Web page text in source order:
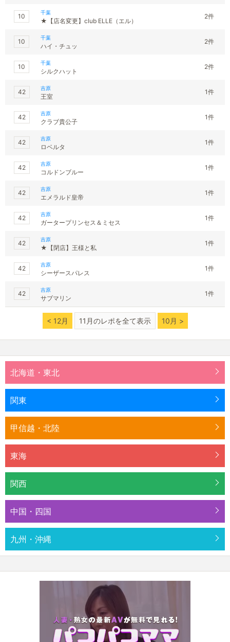
10 千葉
★【店名変更】club ELLE（エル）
2件
10 千葉
ハイ・チュッ
2件
10 千葉
シルクハット
2件
42 吉原
王室
1件
42 吉原
クラブ貴公子
1件
42 吉原
ロベルタ
1件
42 吉原
コルドンブルー
1件
42 吉原
エメラルド皇帝
1件
42 吉原
ガータープリンセス＆ミセス
1件
42 吉原
★【閉店】王様と私
1件
42 吉原
シーザースパレス
1件
42 吉原
サブマリン
1件
< 12月 11月のレポを全て表示 10月 >
北海道・東北
関東
甲信越・北陸
東海
関西
中国・四国
九州・沖縄